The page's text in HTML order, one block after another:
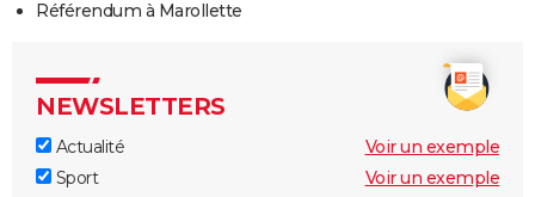
Référendum à Marollette
NEWSLETTERS
Actualité
Voir un exemple
Sport
Voir un exemple